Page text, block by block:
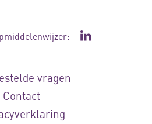
Ga naar de
vragen
Contact